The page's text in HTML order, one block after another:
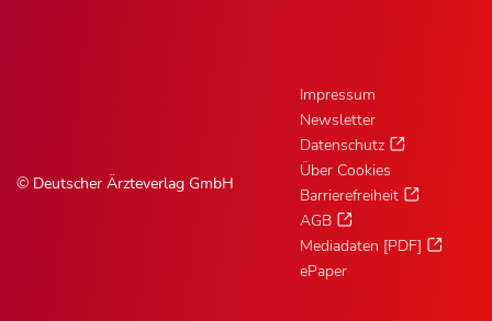
© Deutscher Ärzteverlag GmbH
Impressum
Newsletter
Datenschutz
Über Cookies
Barrierefreiheit
AGB
Mediadaten [PDF]
ePaper